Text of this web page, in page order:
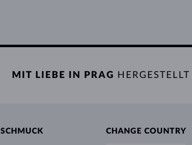
MIT LIEBE IN PRAG HERGESTELLT
SCHMUCK CHANGE COUNTRY